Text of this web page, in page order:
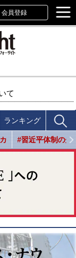
会員登録
て
ランキング
#習近平体制の光